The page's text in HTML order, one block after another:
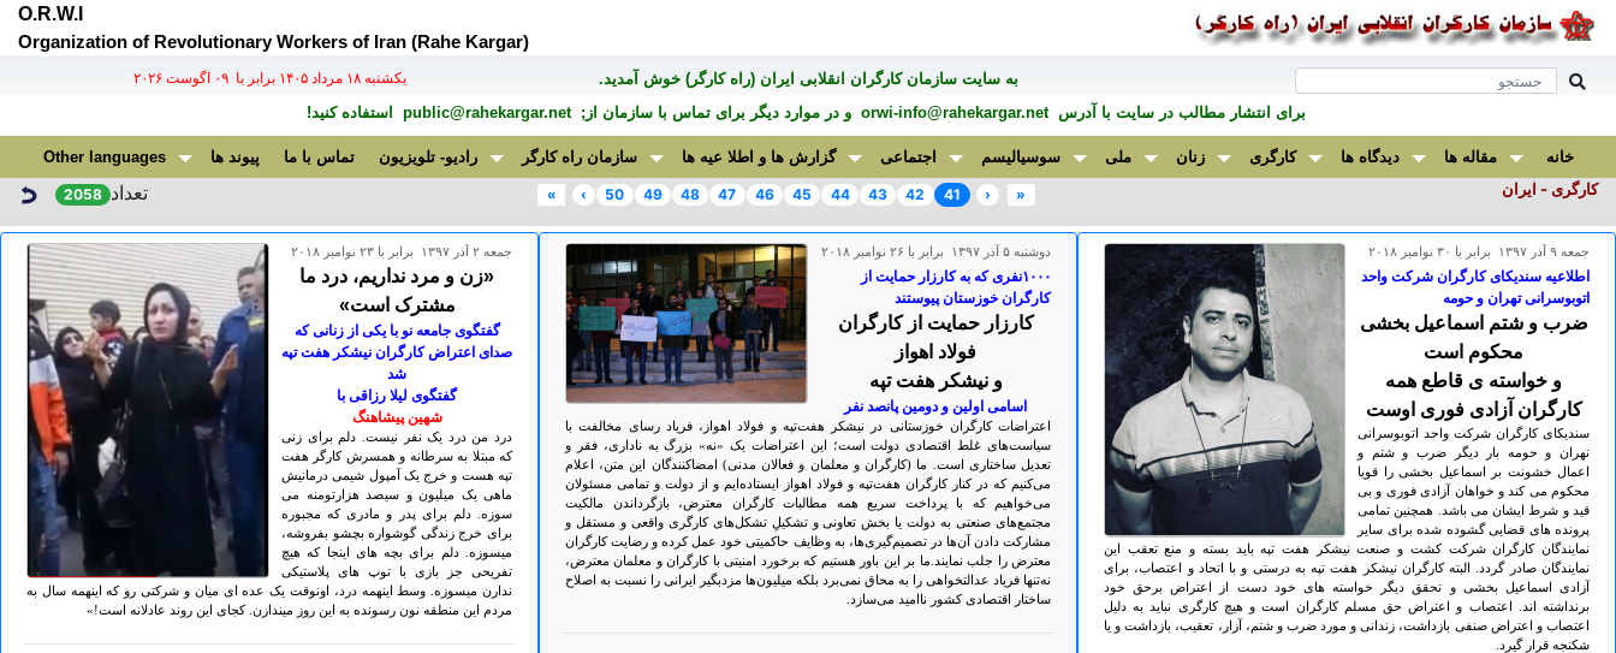
O.R.W.I
Organization of Revolutionary Workers of Iran (Rahe Kargar)
به سايت سازمان کارگران انقلابی ايران (راه کارگر) خوش آمديد. يكشنبه ۱۸ مرداد ۱۴۰۵ برابر با ۰۹ اگوست ۲۰۲۶
برای انتشار مطالب در سايت با آدرسorwi-info@rahekargar.net و در موارد ديگر برای تماس با سازمان از;public@rahekargar.net استفاده کنید!
خانه مقاله ها دیدگاه ها کارگری زنان ملی سوسیالیسم اجتماعی گزارش ها و اطلا عیه ها سازمان راه کارگر رادیو- تلویزیون تماس با ما پیوند ها Other languages
کارگری - ایران «
‹
41
42
43
44
45
46
47
48
49
50
›
» تعداد 2058
جمعه ۹ آذر ۱۳۹۷ برابر با ۳۰ نوامبر ۲۰۱۸
اطلاعیه سندیکای کارگران شرکت واحد
اتوبوسرانی تهران و حومه
ضرب و شتم اسماعیل بخشی
محکوم است
و خواسته ی قاطع همه
کارگران آزادی فوری اوست
سندیکای کارگران شرکت واحد اتوبوسرانی
تهران و حومه بار دیگر ضرب و شتم و
اعمال خشونت بر اسماعیل بخشی را قویا
محکوم می کند و خواهان آزادی فوری و بی
قید و شرط ایشان می باشد. همچنین تمامی
پرونده های قضایی گشوده شده برای سایر
نمایندگان کارگران شرکت کشت و صنعت نیشکر هفت تپه باید بسته و منع تعقب این
نمایندگان صادر گردد. البته کارگران نیشکر هفت تپه به درستی و با اتحاد و اعتصاب، برای
آزادی اسماعیل بخشی و تحقق دیگر خواسته های خود دست از اعتراض برحق خود
برنداشته اند. اعتصاب و اعتراض حق مسلم کارگران است و هیچ کارگری نباید به دلیل
اعتصاب و اعتراض صنفی بازداشت، زندانی و مورد ضرب و شتم، آزار، تعقیب، بازداشت و یا
شکنجه قرار گیرد.
دوشنبه ۵ آذر ۱۳۹۷ برابر با ۲۶ نوامبر ۲۰۱۸
۱٠٠٠نفری که به کارزار حمایت از
کارگران خوزستان پیوستند
کارزار حمایت از کارگران
فولاد اهواز
و نیشکر هفت تپه
اسامی اولین و دومین پانصد نفر
اعتراضات کارگران خوزستانی در نیشکر هفت‌تپه و فولاد اهواز، فریاد رسای مخالفت با
سیاست‌های غلط اقتصادی دولت است؛ این اعتراضات یک «نه» بزرگ به ناداری، فقر و
تعدیل ساختاری است. ما (کارگران و معلمان و فعالان مدنی) امضاکنندگان این متن، اعلام
می‌کنیم که در کنار کارگران هفت‌تپه و فولاد اهواز ایستاده‌ایم و از دولت و تمامی مسئولان
می‌خواهیم که با پرداخت سریع همه مطالبات کارگران معترض، بازگرداندن مالکیت
مجتمع‌های صنعتی به دولت یا بخش تعاونی و تشکیلِ تشکل‌های کارگری واقعی و مستقل و
مشارکت دادن آن‌ها در تصمیم‌گیری‌ها، به وظایف حاکمیتی خود عمل کرده و رضایت کارگران
معترض را جلب نمایند.ما بر این باور هستیم که برخورد امنیتی با کارگران و معلمان معترض،
نه‌تنها فریاد عدالتخواهی را به محاق نمی‌برد بلکه میلیون‌ها مزدبگیر ایرانی را نسبت به اصلاح
ساختار اقتصادی کشور ناامید می‌سازد.
جمعه ۲ آذر ۱۳۹۷ برابر با ۲۳ نوامبر ۲۰۱۸
«زن و مرد نداریم، درد ما
مشترک است»
گفتگوی جامعه نو با یکی از زنانی که
صدای اعتراض کارگران نیشکر هفت تپه
شد
گفتگوی لیلا رزاقی با
شهین پیشاهنگ
درد من درد یک نفر نیست. دلم برای زنی
که مبتلا به سرطانه و همسرش کارگر هفت
تپه هست و خرج یک آمپول شیمی درمانیش
ماهی یک میلیون و سیصد هزارتومنه می
سوزه. دلم برای پدر و مادری که مجبوره
برای خرج زندگی گوشواره بچشو بفروشه،
میسوزه. دلم برای بچه های اینجا که هیچ
تفریحی جز بازی با توپ های پلاستیکی
ندارن میسوزه. وسط اینهمه درد، اونوقت یک عده ای میان و شرکتی رو که اینهمه سال به
مردم این منطقه نون رسونده به این روز میندازن. کجای این روند عادلانه است!»